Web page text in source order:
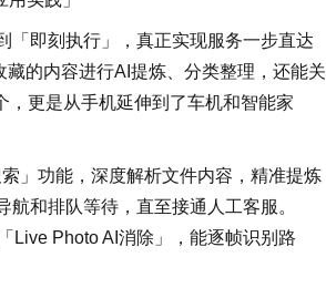
「即刻执行」，真正实现服务一步直达
的内容进行AI提炼、分类整理，还能关
更是从手机延伸到了车机和智能家
」功能，深度解析文件内容，精准提炼
和排队等待，直至接通人工客服。
Live Photo AI消除」，能逐帧识别路